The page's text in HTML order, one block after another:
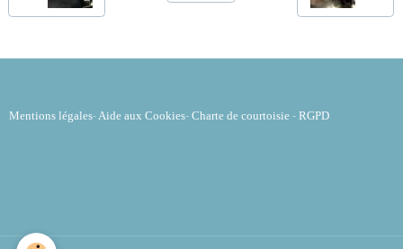
Mentions légales- Aide aux Cookies- Charte de courtoisie - RGPD